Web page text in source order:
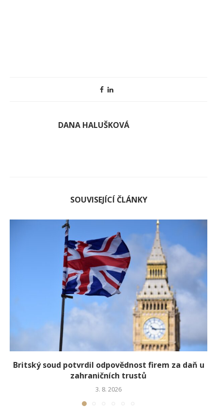
DANA HALUŠKOVÁ
SOUVISEJÍCÍ ČLÁNKY
Britský soud potvrdil odpovědnost firem za daň u
zahraničních trustů
3. 8. 2026